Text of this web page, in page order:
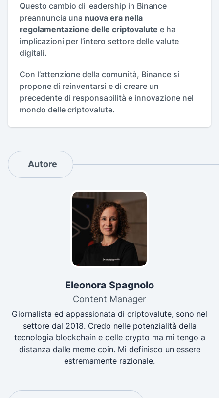
Questo cambio di leadership in Binance
preannuncia una nuova era nella
regolamentazione delle criptovalute e ha
implicazioni per l’intero settore delle valute
digitali.
Con l’attenzione della comunità, Binance si
propone di reinventarsi e di creare un
precedente di responsabilità e innovazione nel
mondo delle criptovalute.
Autore
Eleonora Spagnolo
Content Manager
Giornalista ed appassionata di criptovalute, sono nel
settore dal 2018. Credo nelle potenzialità della
tecnologia blockchain e delle crypto ma mi tengo a
distanza dalle meme coin. Mi definisco un essere
estremamente razionale.